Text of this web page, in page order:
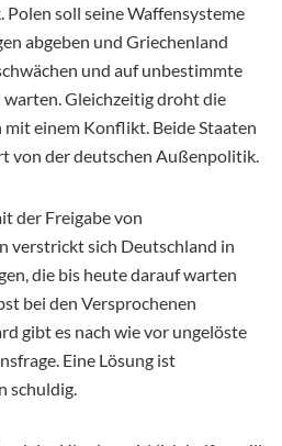
soll seine Waffensysteme
abgeben und Griechenland
und auf unbestimmte
Gleichzeitig droht die
einem Konflikt. Beide Staaten
von der deutschen Außenpolitik.
der Freigabe von
verstrickt sich Deutschland in
die bis heute darauf warten
bei den Versprochenen
gibt es nach wie vor ungelöste
Eine Lösung ist
schuldig.